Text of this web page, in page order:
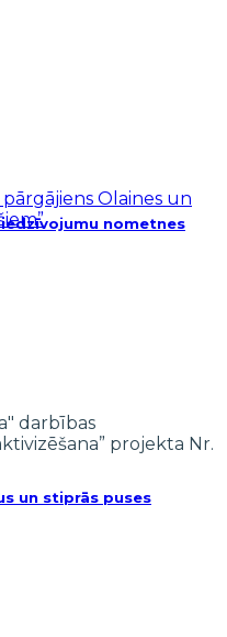
nometnes
un stiprās puses
Olaines un
darbības
projekta Nr.